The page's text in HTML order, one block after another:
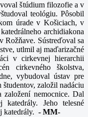
štúdium filozofie a v
teológiu. Pôsobil
úrade v Košiciach, v
archidiakona
Rožňave. Sústreďoval sa
utlmil aj maďarizačné
v cirkevnej hierarchii
cirkevného školstva,
vybudoval ústav pre
založil nadáciu
nemocnice. Dal
Jeho telesné
katedrály. - MM-